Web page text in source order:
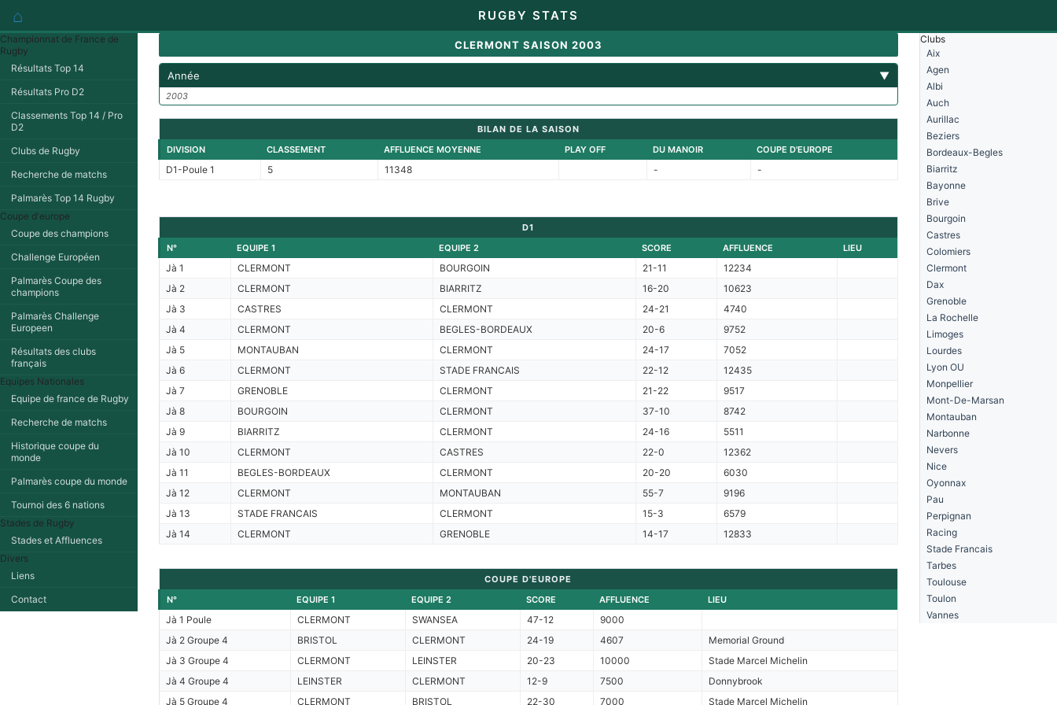
⌂ RUGBY STATS
Championnat de France de
Rugby
Résultats Top 14
Résultats Pro D2
Classements Top 14 / Pro
D2
Clubs de Rugby
Recherche de matchs
Palmarès Top 14 Rugby
Coupe d'europe
Coupe des champions
Challenge Européen
Palmarès Coupe des
champions
Palmarès Challenge
Europeen
Résultats des clubs
français
Equipes Nationales
Equipe de france de Rugby
Recherche de matchs
Historique coupe du
monde
Palmarès coupe du monde
Tournoi des 6 nations
Stades de Rugby
Stades et Affluences
Divers
Liens
Contact
CLERMONT SAISON 2003
Année ▼
2003
BILAN DE LA SAISON
DIVISION
CLASSEMENT AFFLUENCE MOYENNE PLAY OFF DU MANOIR COUPE D'EUROPE
D1-Poule 1 5 11348 - -
D1
N°
EQUIPE 1 EQUIPE 2 SCORE AFFLUENCE LIEU
Jà 1 CLERMONT BOURGOIN 21-11
12234
Jà 2
CLERMONT BIARRITZ 16-20
10623
Jà 3
CASTRES CLERMONT 24-21
4740
Jà 4
CLERMONT BEGLES-BORDEAUX 20-6
9752
Jà 5
MONTAUBAN CLERMONT 24-17
7052
Jà 6
CLERMONT STADE FRANCAIS 22-12
12435
Jà 7
GRENOBLE CLERMONT 21-22
9517
Jà 8
BOURGOIN CLERMONT 37-10
8742
Jà 9
BIARRITZ CLERMONT 24-16
5511
Jà 10
CLERMONT CASTRES 22-0
12362
Jà 11
BEGLES-BORDEAUX CLERMONT 20-20
6030
Jà 12
CLERMONT MONTAUBAN 55-7
9196
Jà 13
STADE FRANCAIS CLERMONT 15-3
6579
Jà 14
CLERMONT GRENOBLE 14-17 12833
COUPE D'EUROPE
N°
EQUIPE 1 EQUIPE 2 SCORE AFFLUENCE LIEU
Jà 1 Poule CLERMONT SWANSEA 47-12
9000
Jà 2 Groupe 4
BRISTOL CLERMONT 24-19 4607
Memorial Ground
Jà 3 Groupe 4
CLERMONT LEINSTER 20-23 10000
Stade Marcel Michelin
Jà 4 Groupe 4
LEINSTER CLERMONT 12-9 7500
Donnybrook
Jà 5 Groupe 4
CLERMONT BRISTOL 22-30 7000 Stade Marcel Michelin
Clubs
Aix
Agen
Albi
Auch
Aurillac
Beziers
Bordeaux-Begles
Biarritz
Bayonne
Brive
Bourgoin
Castres
Colomiers
Clermont
Dax
Grenoble
La Rochelle
Limoges
Lourdes
Lyon OU
Monpellier
Mont-De-Marsan
Montauban
Narbonne
Nevers
Nice
Oyonnax
Pau
Perpignan
Racing
Stade Francais
Tarbes
Toulouse
Toulon
Vannes